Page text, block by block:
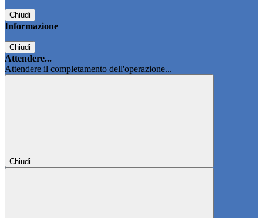
Chiudi
Informazione
Chiudi
Attendere...
Attendere il completamento dell'operazione...
Chiudi